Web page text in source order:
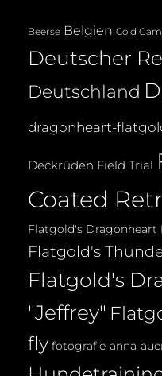
Beerse Belgien Cold
Deutscher
Deutschland
dragonheart-
Deckrüden Field Trial
Coated
Flatgold's Dragonheart
Flatgold's
Flatgold's
"Jeffrey"
fly fotografie-anna-